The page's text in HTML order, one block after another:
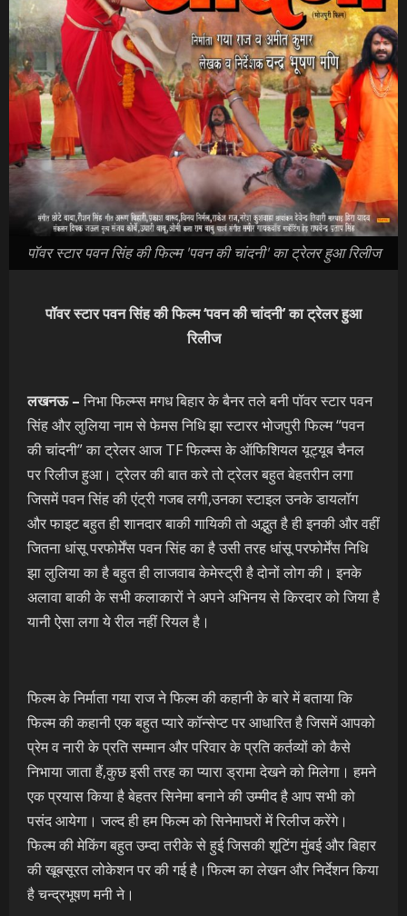
पॉवर स्टार पवन सिंह की फिल्म 'पवन की चांदनी' का ट्रेलर हुआ रिलीज
पॉवर स्टार पवन सिंह की फिल्म ‘पवन की चांदनी’ का ट्रेलर हुआ
रिलीज
लखनऊ – निभा फिल्म्स मगध बिहार के बैनर तले बनी पॉवर स्टार पवन
सिंह और लुलिया नाम से फेमस निधि झा स्टारर भोजपुरी फिल्म “पवन
की चांदनी” का ट्रेलर आज TF फिल्म्स के ऑफिशियल यूट्यूब चैनल
पर रिलीज हुआ। ट्रेलर की बात करे तो ट्रेलर बहुत बेहतरीन लगा
जिसमें पवन सिंह की एंट्री गजब लगी,उनका स्टाइल उनके डायलॉग
और फाइट बहुत ही शानदार बाकी गायिकी तो अद्भुत है ही इनकी और वहीं
जितना धांसू परफोर्मेंस पवन सिंह का है उसी तरह धांसू परफोर्मेंस निधि
झा लुलिया का है बहुत ही लाजवाब केमेस्ट्री है दोनों लोग की। इनके
अलावा बाकी के सभी कलाकारों ने अपने अभिनय से किरदार को जिया है
यानी ऐसा लगा ये रील नहीं रियल है।
फिल्म के निर्माता गया राज ने फिल्म की कहानी के बारे में बताया कि
फिल्म की कहानी एक बहुत प्यारे कॉन्सेप्ट पर आधारित है जिसमें आपको
प्रेम व नारी के प्रति सम्मान और परिवार के प्रति कर्तव्यों को कैसे
निभाया जाता हैं,कुछ इसी तरह का प्यारा ड्रामा देखने को मिलेगा। हमने
एक प्रयास किया है बेहतर सिनेमा बनाने की उम्मीद है आप सभी को
पसंद आयेगा। जल्द ही हम फिल्म को सिनेमाघरों में रिलीज करेंगे।
फिल्म की मेकिंग बहुत उम्दा तरीके से हुई जिसकी शूटिंग मुंबई और बिहार
की खूबसूरत लोकेशन पर की गई है।फिल्म का लेखन और निर्देशन किया
है चन्द्रभूषण मनी ने।